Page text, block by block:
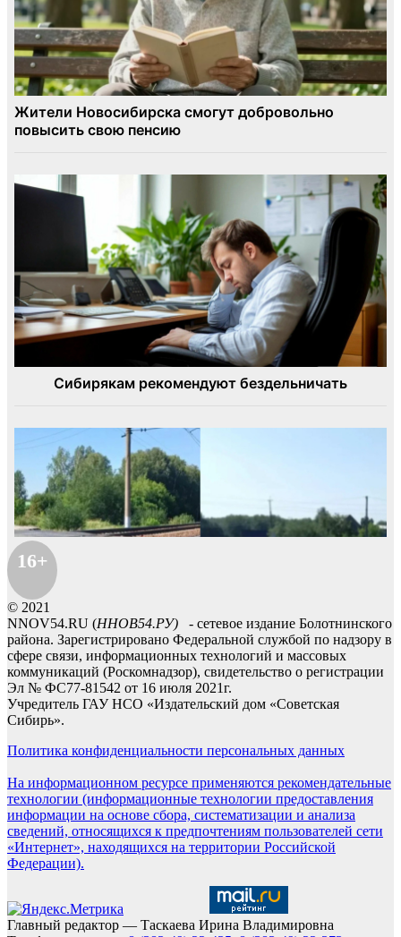
16+
© 2021
NNOV54.RU (ННОВ54.РУ) - сетевое издание Болотнинского
района. Зарегистрировано Федеральной службой по надзору в
сфере связи, информационных технологий и массовых
коммуникаций (Роскомнадзор), свидетельство о регистрации
Эл № ФС77-81542 от 16 июля 2021г.
Учредитель ГАУ НСО «Издательский дом «Советская
Сибирь».
Политика конфиденциальности персональных данных
На информационном ресурсе применяются рекомендательные
технологии (информационные технологии предоставления
информации на основе сбора, систематизации и анализа
сведений, относящихся к предпочтениям пользователей сети
«Интернет», находящихся на территории Российской
Федерации).
Главный редактор — Таскаева Ирина Владимировна